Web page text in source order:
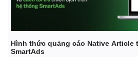
Hình thức quảng cáo Native Article
SmartAds